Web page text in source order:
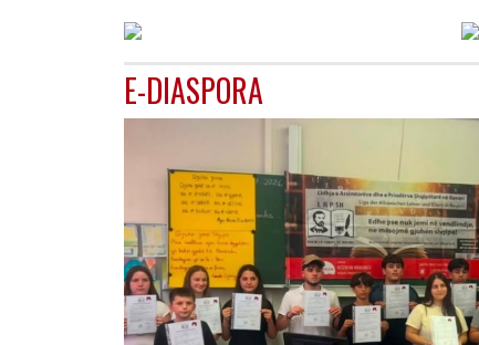
E-DIASPORA